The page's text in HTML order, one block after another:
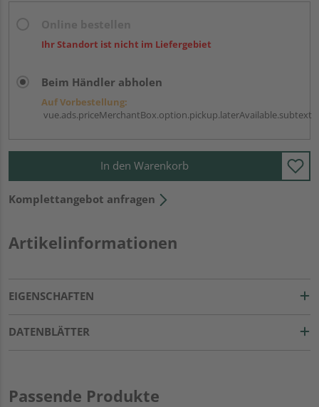
Ihr Standort ist nicht im Liefergebiet
Beim Händler abholen
Auf Vorbestellung:
vue.ads.priceMerchantBox.option.pickup.laterAvailable.subtext
In den Warenkorb
Komplettangebot anfragen
Artikelinformationen
EIGENSCHAFTEN
DATENBLÄTTER
Passende Produkte